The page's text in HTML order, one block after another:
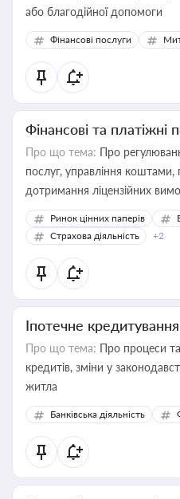
або благодійної допомоги
Фінансові послуги
Фінансові та платіжні
Про що тема: Про
послуг, управління коштами, приймання платежів та
дотримання ліцензійних
Ринок цінних паперів
Страхова діяльність
+2
Іпотечне кредитування
Про що тема: Про процеси
кредитів, зміни у
житла
Банківська діяльність